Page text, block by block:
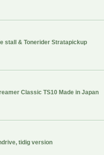
stall & Tonerider Stratapickup
Classic TS10 Made in Japan
tidig version